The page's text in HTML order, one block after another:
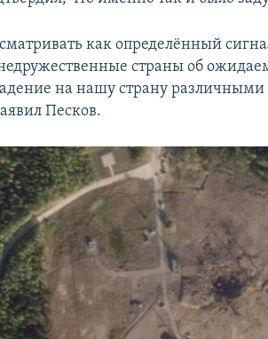
как определённый
страны об
на нашу страну различными
Песков.